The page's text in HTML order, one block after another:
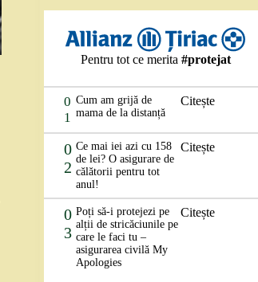
Pentru tot ce merita#protejat
0
1
Cum am grijă de
mama de la distanță
Citește
0
2
Ce mai iei azi cu 158
de lei? O asigurare de
călătorii pentru tot
anul!
Citește
0
3
Poți să-i protejezi pe
alții de stricăciunile pe
care le faci tu –
asigurarea civilă My
Apologies
Citește